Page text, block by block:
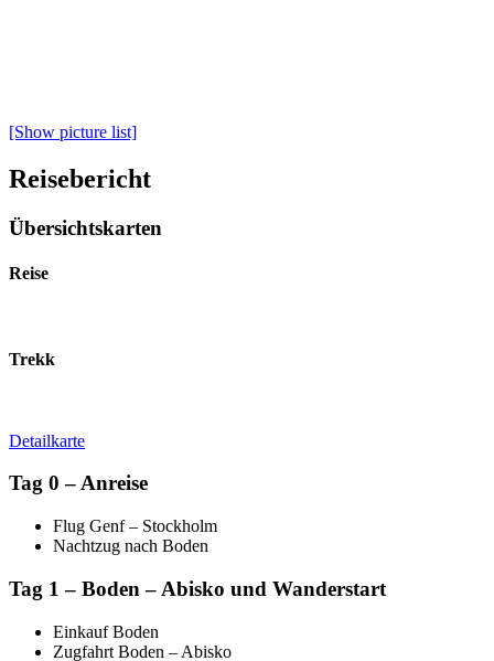
[Show picture list]
Reisebericht
Übersichtskarten
Reise
Trekk
Detailkarte
Tag 0 – Anreise
Flug Genf – Stockholm
Nachtzug nach Boden
Tag 1 – Boden – Abisko und Wanderstart
Einkauf Boden
Zugfahrt Boden – Abisko